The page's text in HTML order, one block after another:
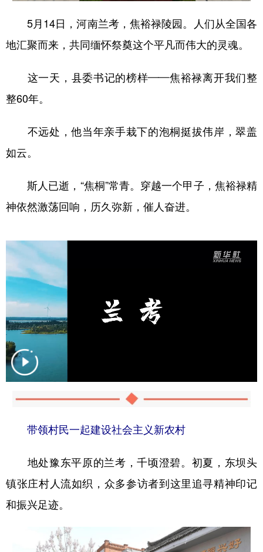
甘肃 青海
多语种频道
English Español Français عربى
5月14日，河南兰考，焦裕禄陵园。人们从全国各
地汇聚而来，共同缅怀祭奠这个平凡而伟大的灵魂。
这一天，县委书记的榜样——焦裕禄离开我们整
整60年。
不远处，他当年亲手栽下的泡桐挺拔伟岸，翠盖
如云。
斯人已逝，“焦桐”常青。穿越一个甲子，焦裕禄精
神依然激荡回响，历久弥新，催人奋进。
带领村民一起建设社会主义新农村
地处豫东平原的兰考，千顷澄碧。初夏，东坝头
镇张庄村人流如织，众多参访者到这里追寻精神印记
和振兴足迹。